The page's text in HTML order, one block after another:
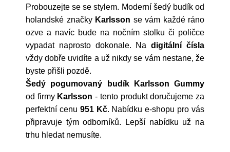
Probouzejte se se stylem. Moderní šedý budík od
holandské značky Karlsson se vám každé ráno
ozve a navíc bude na nočním stolku či poličce
vypadat naprosto dokonale. Nadigitální čísla
vždy dobře uvidíte a už nikdy se vám nestane, že
byste přišli pozdě.
Šedý pogumovaný budík Karlsson Gummy
od firmy Karlsson - tento produkt doručujeme za
perfektní cenu 951 Kč. Nabídku e-shopu pro vás
připravuje tým odborníků. Lepší nabídku už na
trhu hledat nemusíte.